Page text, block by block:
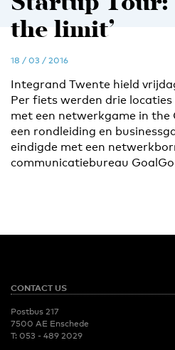
the limit’
18 / 03 / 2016
Integrand Twente hield
Per fiets werden drie
met een netwerkgame in the
een rondleiding en
eindigde met een
communicatiebureau
CONTACT US
Postbus 217
7500 AE Enschede
T: 053 - 489 2029